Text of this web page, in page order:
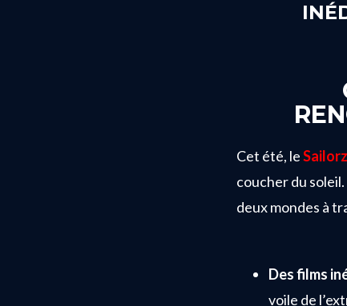
Cet été, le
coucher du
deux mondes à
Des films
voile de